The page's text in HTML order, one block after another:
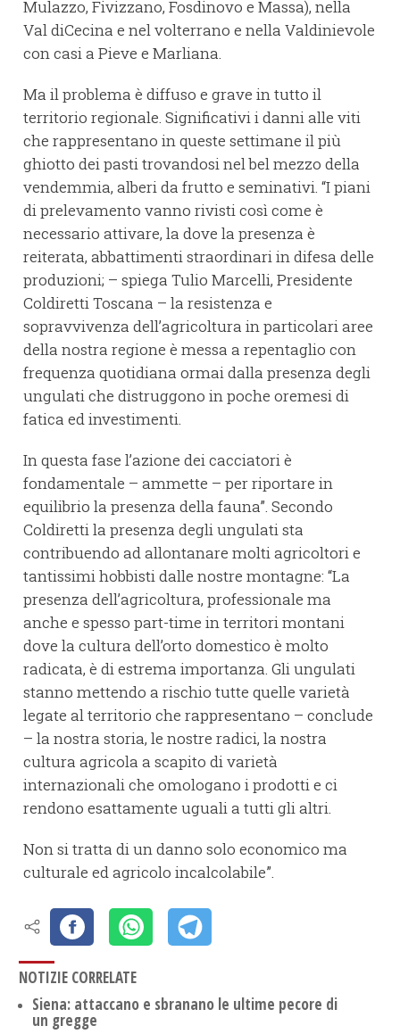
Mulazzo, Fivizzano, Fosdinovo e Massa), nella
Val diCecina e nel volterrano e nella Valdinievole
con casi a Pieve e Marliana.
Ma il problema è diffuso e grave in tutto il
territorio regionale. Significativi i danni alle viti
che rappresentano in queste settimane il più
ghiotto dei pasti trovandosi nel bel mezzo della
vendemmia, alberi da frutto e seminativi. “I piani
di prelevamento vanno rivisti così come è
necessario attivare, la dove la presenza è
reiterata, abbattimenti straordinari in difesa delle
produzioni; – spiega Tulio Marcelli, Presidente
Coldiretti Toscana – la resistenza e
sopravvivenza dell’agricoltura in particolari aree
della nostra regione è messa a repentaglio con
frequenza quotidiana ormai dalla presenza degli
ungulati che distruggono in poche oremesi di
fatica ed investimenti.
In questa fase l’azione dei cacciatori è
fondamentale – ammette – per riportare in
equilibrio la presenza della fauna”. Secondo
Coldiretti la presenza degli ungulati sta
contribuendo ad allontanare molti agricoltori e
tantissimi hobbisti dalle nostre montagne: “La
presenza dell’agricoltura, professionale ma
anche e spesso part-time in territori montani
dove la cultura dell’orto domestico è molto
radicata, è di estrema importanza. Gli ungulati
stanno mettendo a rischio tutte quelle varietà
legate al territorio che rappresentano – conclude
– la nostra storia, le nostre radici, la nostra
cultura agricola a scapito di varietà
internazionali che omologano i prodotti e ci
rendono esattamente uguali a tutti gli altri.
Non si tratta di un danno solo economico ma
culturale ed agricolo incalcolabile”.
NOTIZIE CORRELATE
Siena: attaccano e sbranano le ultime pecore di
un gregge